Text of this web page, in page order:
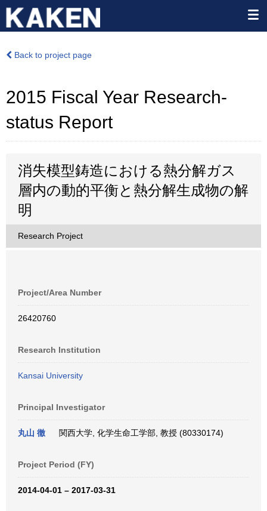
Back to project page
2015 Fiscal Year Research-
status Report
消失模型鋳造における熱分解ガス
層内の動的平衡と熱分解生成物の解
明
Research Project
Project/Area Number
26420760
Research Institution
Kansai University
Principal Investigator
丸山 徹 関西大学, 化学生命工学部, 教授 (80330174)
Project Period (FY)
2014-04-01 – 2017-03-31